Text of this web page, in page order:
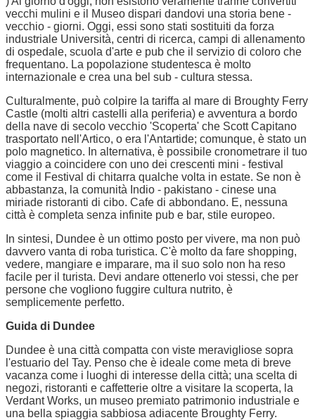
vecchi mulini e il Museo dispari dandovi una storia bene -
vecchio - giorni. Oggi, essi sono stati sostituiti da forza
industriale Università, centri di ricerca, campi di allenamento
di ospedale, scuola d'arte e pub che il servizio di coloro che
frequentano. La popolazione studentesca è molto
internazionale e crea una bel sub - cultura stessa.
Culturalmente, può colpire la tariffa al mare di Broughty Ferry
Castle (molti altri castelli alla periferia) e avventura a bordo
della nave di secolo vecchio 'Scoperta' che Scott Capitano
trasportato nell'Artico, o era l'Antartide; comunque, è stato un
polo magnetico. In alternativa, è possibile cronometrare il tuo
viaggio a coincidere con uno dei crescenti mini - festival
come il Festival di chitarra qualche volta in estate. Se non è
abbastanza, la comunità Indio - pakistano - cinese una
miriade ristoranti di cibo. Cafe di abbondano. E, nessuna
città è completa senza infinite pub e bar, stile europeo.
In sintesi, Dundee è un ottimo posto per vivere, ma non può
davvero vanta di roba turistica. C'è molto da fare shopping,
vedere, mangiare e imparare, ma il suo solo non ha reso
facile per il turista. Devi andare ottenerlo voi stessi, che per
persone che vogliono fuggire cultura nutrito, è
semplicemente perfetto.
Guida di Dundee
Dundee è una città compatta con viste meravigliose sopra
l'estuario del Tay. Penso che è ideale come meta di breve
vacanza come i luoghi di interesse della città; una scelta di
negozi, ristoranti e caffetterie oltre a visitare la scoperta, la
Verdant Works, un museo premiato patrimonio industriale e
una bella spiaggia sabbiosa adiacente Broughty Ferry.